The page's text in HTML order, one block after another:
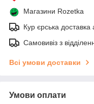
Магазини Rozetka
Кур єрська
Самовивіз з
Всі умови доставки
Умови оплати